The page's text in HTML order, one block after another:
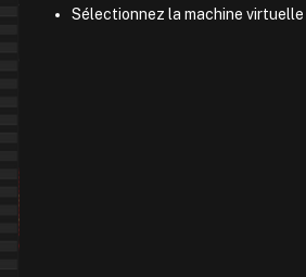
Sélectionnez la machine